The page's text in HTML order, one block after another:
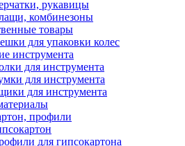
рукавицы
комбинезоны
товары
для упаковки колес
инструмента
для инструмента
для инструмента
для инструмента
профили
для гипсокартона